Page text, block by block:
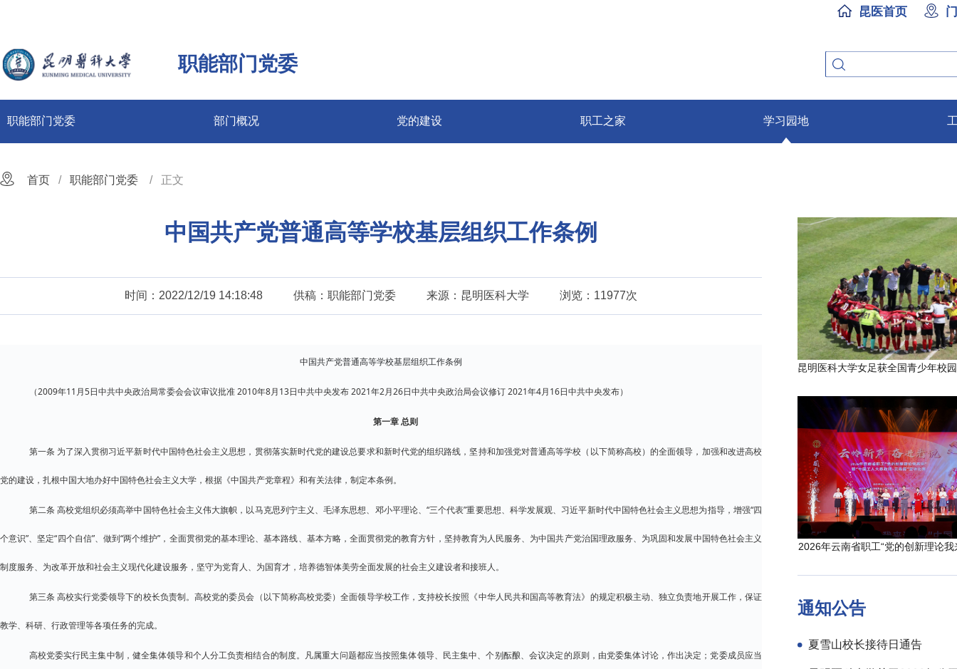
昆医首页
职能部门党委
职能部门党委 部门概况 党的建设 职工之家 学习园地
首页 职能部门党委 正文
中国共产党普通高等学校基层组织工作条例
时间：2022/12/19 14:18:48 供稿：职能部门党委 来源：昆明医科大学 浏览：11977次
中国共产党普通高等学校基层组织工作条例
（2009年11月5日中共中央政治局常委会会议审议批准 2010年8月13日中共中央发布 2021年2月26日中共中央政治局会议修订 2021年4月16日中共中央发布）
第一章 总则
第一条 为了深入贯彻习近平新时代中国特色社会主义思想，贯彻落实新时代党的建设总要求和新时代党的组织路线，坚持和加强党对普通高等学校（以下简称高校）的全面领导，加强和改进高校
党的建设，扎根中国大地办好中国特色社会主义大学，根据《中国共产党章程》和有关法律，制定本条例。
第二条 高校党组织必须高举中国特色社会主义伟大旗帜，以马克思列宁主义、毛泽东思想、邓小平理论、“三个代表”重要思想、科学发展观、习近平新时代中国特色社会主义思想为指导，增强“四
个意识”、坚定“四个自信”、做到“两个维护”，全面贯彻党的基本理论、基本路线、基本方略，全面贯彻党的教育方针，坚持教育为人民服务、为中国共产党治国理政服务、为巩固和发展中国特色社会主义
制度服务、为改革开放和社会主义现代化建设服务，坚守为党育人、为国育才，培养德智体美劳全面发展的社会主义建设者和接班人。
第三条 高校实行党委领导下的校长负责制。高校党的委员会（以下简称高校党委）全面领导学校工作，支持校长按照《中华人民共和国高等教育法》的规定积极主动、独立负责地开展工作，保证
教学、科研、行政管理等各项任务的完成。
高校党委实行民主集中制，健全集体领导和个人分工负责相结合的制度。凡属重大问题都应当按照集体领导、民主集中、个别酝酿、会议决定的原则，由党委集体讨论，作出决定；党委成员应当
2026年云南省职工“党的创新理论我
通知公告
夏雪山校长接待日通告